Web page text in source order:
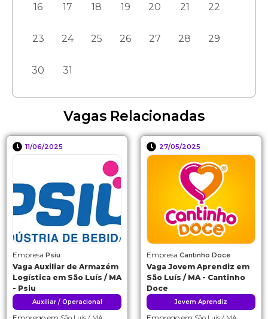
16 17 18 19 20 21 22
23 24 25 26 27 28 29
30 31
Vagas Relacionadas
11/06/2025
Empresa Psiu
Vaga Auxiliar de Armazém
Logística em São Luís / MA
- Psiu
Auxiliar / Operacional
27/05/2025
Empresa Cantinho Doce
Vaga Jovem Aprendiz em
São Luís / MA - Cantinho
Doce
Jovem Aprendiz